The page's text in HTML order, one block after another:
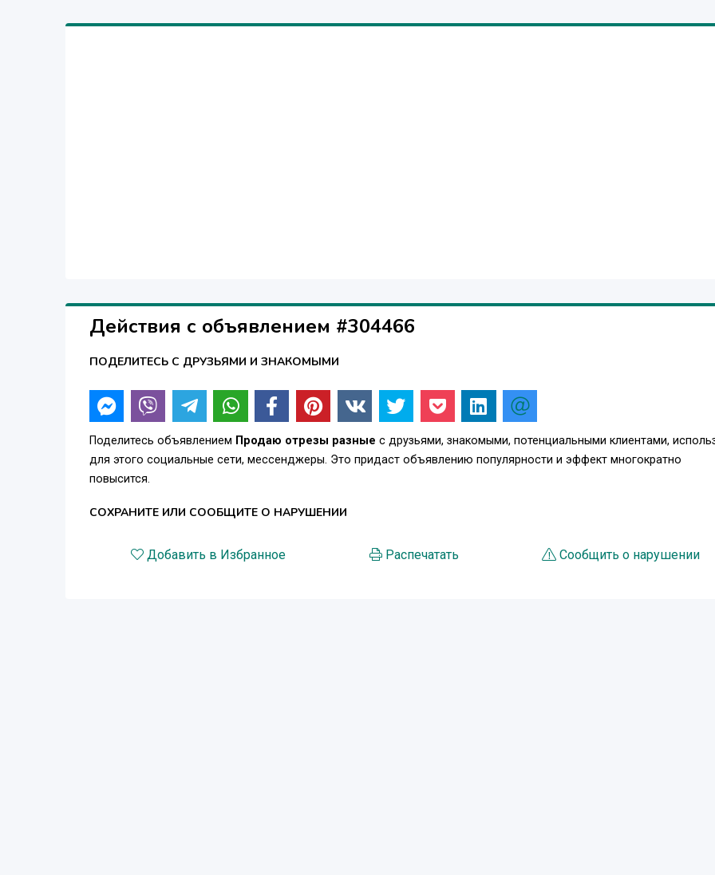
Действия с объявлением #304466
ПОДЕЛИТЕСЬ С ДРУЗЬЯМИ И ЗНАКОМЫМИ
Поделитесь объявлением Продаю отрезы разные с друзьями, знакомыми, потенциальными клиентами,
для этого социальные сети, мессенджеры. Это придаст объявлению популярности и эффект многократно
повысится.
СОХРАНИТЕ ИЛИ СООБЩИТЕ О НАРУШЕНИИ
Добавить в Избранное Распечатать Сообщить о нарушении